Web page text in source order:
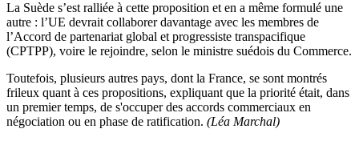
La Suède s’est ralliée à cette proposition et en a même formulé une
autre : l’UE devrait collaborer davantage avec les membres de
l’Accord de partenariat global et progressiste transpacifique
(CPTPP), voire le rejoindre, selon le ministre suédois du Commerce.
Toutefois, plusieurs autres pays, dont la France, se sont montrés
frileux quant à ces propositions, expliquant que la priorité était, dans
un premier temps, de s'occuper des accords commerciaux en
négociation ou en phase de ratification. (Léa Marchal)